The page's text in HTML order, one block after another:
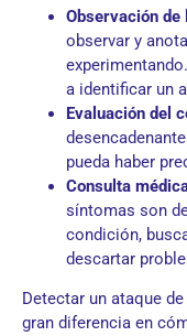
Observación
observar y
a identificar un
Evaluación del
pueda haber
Consulta
síntomas son
condición,
descartar
Detectar un ataque
gran diferencia en